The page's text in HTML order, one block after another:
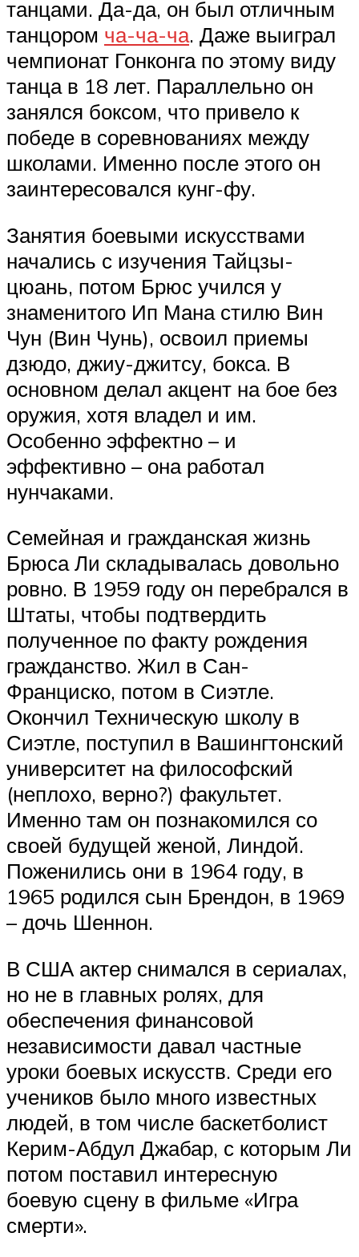
танцами. Да-да, он был отличным
танцором ча-ча-ча. Даже выиграл
чемпионат Гонконга по этому виду
танца в 18 лет. Параллельно он
занялся боксом, что привело к
победе в соревнованиях между
школами. Именно после этого он
заинтересовался кунг-фу.
Занятия боевыми искусствами
начались с изучения Тайцзы-
цюань, потом Брюс учился у
знаменитого Ип Мана стилю Вин
Чун (Вин Чунь), освоил приемы
дзюдо, джиу-джитсу, бокса. В
основном делал акцент на бое без
оружия, хотя владел и им.
Особенно эффектно – и
эффективно – она работал
нунчаками.
Семейная и гражданская жизнь
Брюса Ли складывалась довольно
ровно. В 1959 году он перебрался в
Штаты, чтобы подтвердить
полученное по факту рождения
гражданство. Жил в Сан-
Франциско, потом в Сиэтле.
Окончил Техническую школу в
Сиэтле, поступил в Вашингтонский
университет на философский
(неплохо, верно?) факультет.
Именно там он познакомился со
своей будущей женой, Линдой.
Поженились они в 1964 году, в
1965 родился сын Брендон, в 1969
– дочь Шеннон.
В США актер снимался в сериалах,
но не в главных ролях, для
обеспечения финансовой
независимости давал частные
уроки боевых искусств. Среди его
учеников было много известных
людей, в том числе баскетболист
Керим-Абдул Джабар, с которым Ли
потом поставил интересную
боевую сцену в фильме «Игра
смерти».